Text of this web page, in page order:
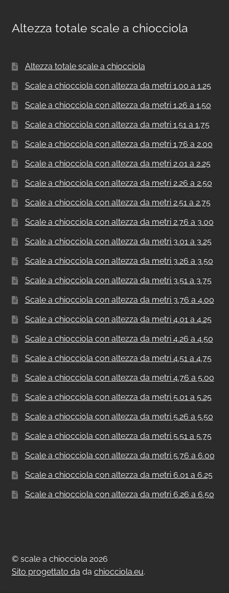
Altezza totale scale a chiocciola
Altezza totale scale a chiocciola
Scale a chiocciola con altezza da metri 1.00 a 1.25
Scale a chiocciola con altezza da metri 1.26 a 1.50
Scale a chiocciola con altezza da metri 1.51 a 1.75
Scale a chiocciola con altezza da metri 1.76 a 2.00
Scale a chiocciola con altezza da metri 2.01 a 2.25
Scale a chiocciola con altezza da metri 2.26 a 2.50
Scale a chiocciola con altezza da metri 2.51 a 2.75
Scale a chiocciola con altezza da metri 2.76 a 3.00
Scale a chiocciola con altezza da metri 3.01 a 3.25
Scale a chiocciola con altezza da metri 3.26 a 3.50
Scale a chiocciola con altezza da metri 3.51 a 3.75
Scale a chiocciola con altezza da metri 3.76 a 4.00
Scale a chiocciola con altezza da metri 4.01 a 4.25
Scale a chiocciola con altezza da metri 4.26 a 4.50
Scale a chiocciola con altezza da metri 4.51 a 4.75
Scale a chiocciola con altezza da metri 4.76 a 5.00
Scale a chiocciola con altezza da metri 5.01 a 5.25
Scale a chiocciola con altezza da metri 5.26 a 5.50
Scale a chiocciola con altezza da metri 5.51 a 5.75
Scale a chiocciola con altezza da metri 5.76 a 6.00
Scale a chiocciola con altezza da metri 6.01 a 6.25
Scale a chiocciola con altezza da metri 6.26 a 6.50
© scale a chiocciola 2026
Sito progettato da da chiocciola.eu.